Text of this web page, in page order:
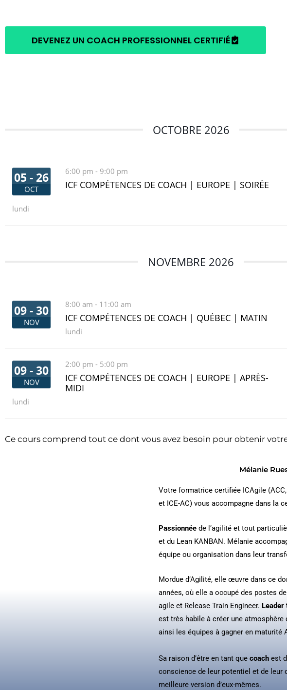
DEVENEZ UN COACH PROFESSIONNEL CERTIFIÉ
OCTOBRE 2026
05 - 26
OCT
6:00 pm - 9:00 pm
ICF COMPÉTENCES DE COACH | EUROPE | SOIRÉE
lundi
NOVEMBRE 2026
09 - 30
NOV
8:00 am - 11:00 am
ICF COMPÉTENCES DE COACH | QUÉBEC | MATIN
lundi
09 - 30
NOV
2:00 pm - 5:00 pm
ICF COMPÉTENCES DE COACH | EUROPE | APRÈS-
MIDI
lundi
Ce cours comprend tout ce dont vous avez besoin pour obtenir
Mélanie
Votre formatrice certifiée ICAgile (ACC,
et ICE-AC) vous accompagne dans la
Passionnéede l’agilité et tout
et du Lean KANBAN. Mélanie
équipe ou organisation dans leur
Mordue d’Agilité, elle œuvre dans ce
années, où elle a occupé des postes
agile et Release Train Engineer.
est très habile à créer une
ainsi les équipes à gagner en maturité
Sa raison d’être en tant quecoachest
conscience de leur potentiel et de leur
meilleure version d’eux-mêmes.